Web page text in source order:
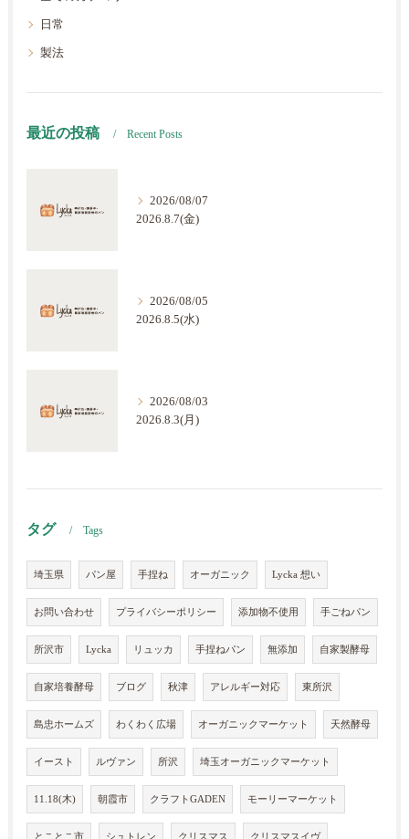
日常
製法
最近の投稿 Recent Posts
2026/08/07
2026.8.7(金)
2026/08/05
2026.8.5(水)
2026/08/03
2026.8.3(月)
タグ Tags
埼玉県 パン屋 手捏ね オーガニック Lycka 想い
お問い合わせ プライバシーポリシー 添加物不使用 手ごねパン
所沢市 Lycka リュッカ 手捏ねパン 無添加 自家製酵母
自家培養酵母 ブログ 秋津 アレルギー対応 東所沢
島忠ホームズ わくわく広場 オーガニックマーケット 天然酵母
イースト ルヴァン 所沢 埼玉オーガニックマーケット
11.18(木) 朝霞市 クラフトGADEN モーリーマーケット
とことこ市 シュトレン クリスマス クリスマスイヴ